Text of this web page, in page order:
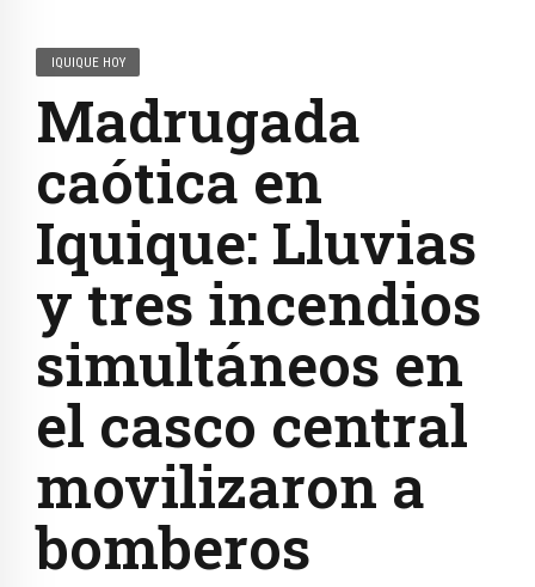
IQUIQUE HOY
Madrugada
caótica en
Iquique: Lluvias
y tres incendios
simultáneos en
el casco central
movilizaron a
bomberos